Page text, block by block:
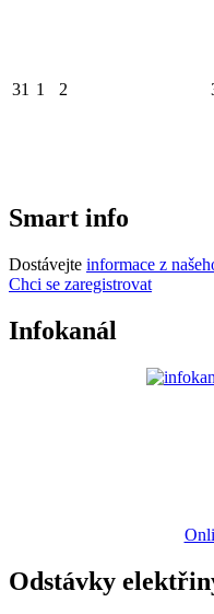
31 1 2
Smart info
Dostávejte informace z
Chci se zaregistrovat
Infokanál
Odstávky